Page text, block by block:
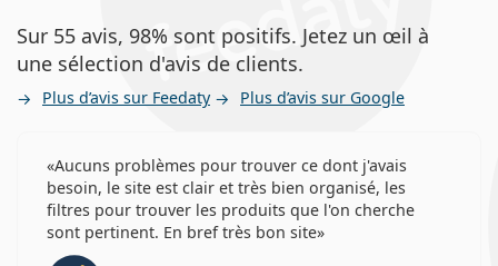
Sur 55 avis, 98% sont positifs. Jetez un œil à
une sélection d'avis de clients.
Plus d’avis sur Feedaty Plus d’avis sur Google
Aucuns problèmes pour trouver ce dont j'avais
besoin, le site est clair et très bien organisé, les
filtres pour trouver les produits que l'on cherche
sont pertinent. En bref très bon site